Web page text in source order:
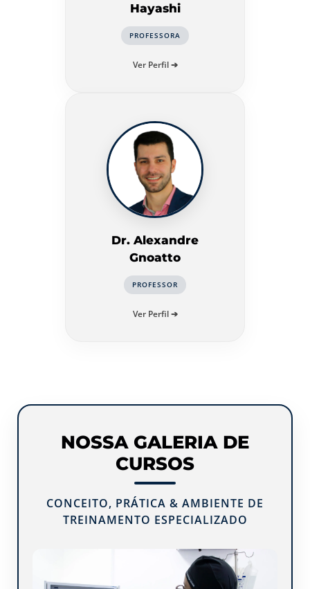
Hayashi
PROFESSORA
Ver Perfil ➔
Dr. Alexandre
Gnoatto
PROFESSOR
Ver Perfil ➔
NOSSA GALERIA DE
CURSOS
CONCEITO, PRÁTICA & AMBIENTE DE
TREINAMENTO ESPECIALIZADO